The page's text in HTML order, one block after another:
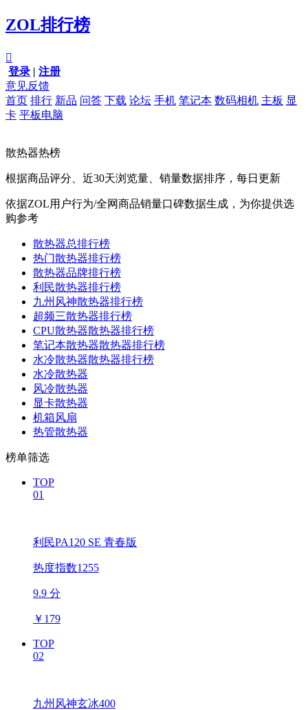
ZOL排行榜

登录 | 注册
意见反馈
首页 排行 新品 问答 下载 论坛 手机 笔记本 数码相机 主板 显
卡 平板电脑
散热器热榜
根据商品评分、近30天浏览量、销量数据排序，每日更新
依据ZOL用户行为/全网商品销量口碑数据生成，为你提供选
购参考
散热器总排行榜
热门散热器排行榜
散热器品牌排行榜
利民散热器排行榜
九州风神散热器排行榜
超频三散热器排行榜
CPU散热器散热器排行榜
笔记本散热器散热器排行榜
水冷散热器散热器排行榜
水冷散热器
风冷散热器
显卡散热器
机箱风扇
热管散热器
榜单筛选
TOP
01
利民PA120 SE 青春版
热度指数1255
9.9 分
￥ 179
TOP
02
九州风神玄冰400